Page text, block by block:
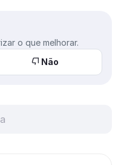
o que melhorar.
Não